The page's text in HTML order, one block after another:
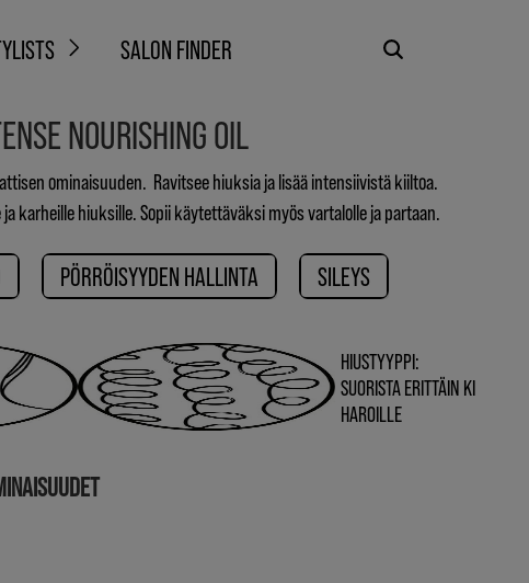
SALON FINDER
NOURISHING OIL
ominaisuuden. Ravitsee hiuksia ja lisää intensiivistä kiiltoa.
karheille hiuksille. Sopii käytettäväksi myös vartalolle ja partaan.
PÖRRÖISYYDEN HALLINTA SILEYS
HIUSTYYPPI:
SUORISTA ERITTÄIN KI
HAROILLE